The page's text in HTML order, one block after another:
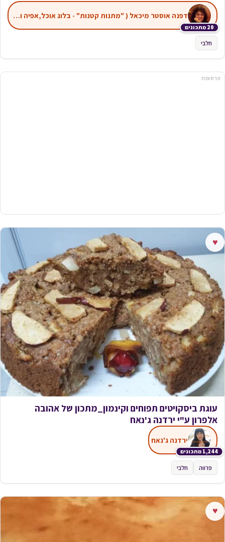
20 מתכונים
דפנה אוסטר מיכאל ( "מתנות קטנות" - בלוג אוכל,אפיה ועוד)
חלבי
פרסומת
♥
עוגת ביסקויטים תפוחים וקינמון_מתכון של אהובה
אלפרון ע"י ירדנה ג'נאח
1,244 מתכונים
ירדנה ג'נאח
פרווה חלבי
♥